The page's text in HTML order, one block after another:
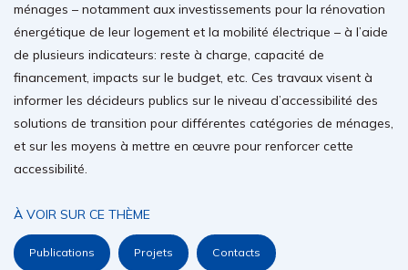
ménages – notamment aux investissements pour la rénovation
énergétique de leur logement et la mobilité électrique – à l’aide
de plusieurs indicateurs: reste à charge, capacité de
financement, impacts sur le budget, etc. Ces travaux visent à
informer les décideurs publics sur le niveau d’accessibilité des
solutions de transition pour différentes catégories de ménages,
et sur les moyens à mettre en œuvre pour renforcer cette
accessibilité.
À VOIR SUR CE THÈME
Publications Projets Contacts